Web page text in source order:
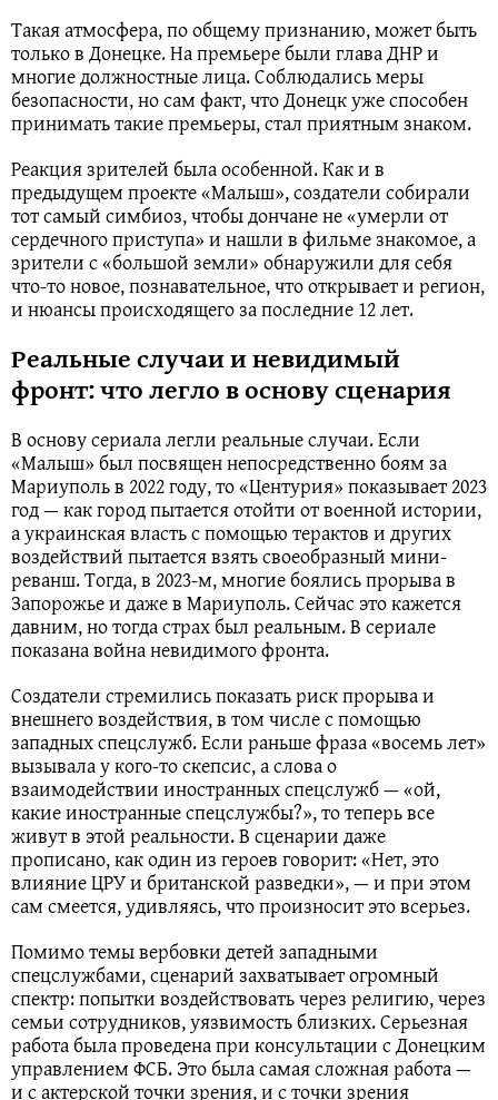
Такая атмосфера, по общему признанию, может быть
только в Донецке. На премьере были глава ДНР и
многие должностные лица. Соблюдались меры
безопасности, но сам факт, что Донецк уже способен
принимать такие премьеры, стал приятным знаком.
Реакция зрителей была особенной. Как и в
предыдущем проекте «Малыш», создатели собирали
тот самый симбиоз, чтобы дончане не «умерли от
сердечного приступа» и нашли в фильме знакомое, а
зрители с «большой земли» обнаружили для себя
что-то новое, познавательное, что открывает и регион,
и нюансы происходящего за последние 12 лет.
Реальные случаи и невидимый
фронт: что легло в основу сценария
В основу сериала легли реальные случаи. Если
«Малыш» был посвящен непосредственно боям за
Мариуполь в 2022 году, то «Центурия» показывает 2023
год — как город пытается отойти от военной истории,
а украинская власть с помощью терактов и других
воздействий пытается взять своеобразный мини-
реванш. Тогда, в 2023-м, многие боялись прорыва в
Запорожье и даже в Мариуполь. Сейчас это кажется
давним, но тогда страх был реальным. В сериале
показана война невидимого фронта.
Создатели стремились показать риск прорыва и
внешнего воздействия, в том числе с помощью
западных спецслужб. Если раньше фраза «восемь лет»
вызывала у кого-то скепсис, а слова о
взаимодействии иностранных спецслужб — «ой,
какие иностранные спецслужбы?», то теперь все
живут в этой реальности. В сценарии даже
прописано, как один из героев говорит: «Нет, это
влияние ЦРУ и британской разведки», — и при этом
сам смеется, удивляясь, что произносит это всерьез.
Помимо темы вербовки детей западными
спецслужбами, сценарий захватывает огромный
спектр: попытки воздействовать через религию, через
семьи сотрудников, уязвимость близких. Серьезная
работа была проведена при консультации с Донецким
управлением ФСБ. Это была самая сложная работа —
и с актерской точки зрения, и с точки зрения